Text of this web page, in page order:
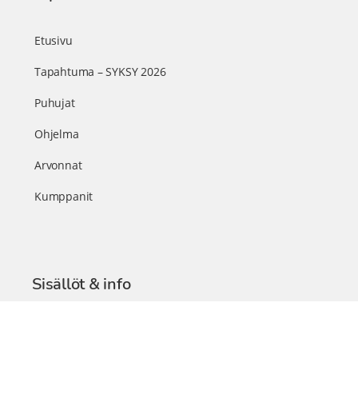
Etusivu
Tapahtuma – SYKSY 2026
Puhujat
Ohjelma
Arvonnat
Kumppanit
Sisällöt & info